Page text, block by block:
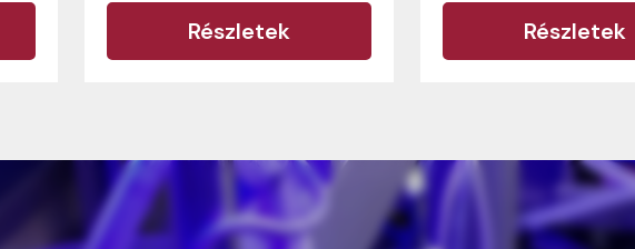
Részletek Részletek